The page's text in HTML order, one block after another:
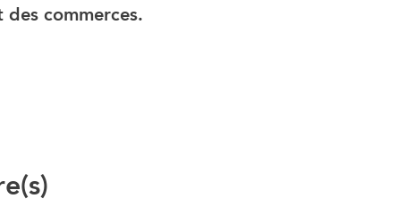
commerces.